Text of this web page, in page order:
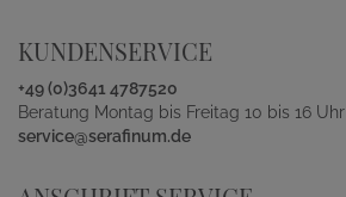
KUNDENSERVICE
+49 (0)3641 4787520
Beratung Montag bis Freitag 10 bis 16 Uhr
service@serafinum.de